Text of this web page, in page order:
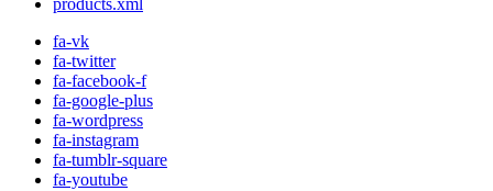
products.xml
fa-vk
fa-twitter
fa-facebook-f
fa-google-plus
fa-wordpress
fa-instagram
fa-tumblr-square
fa-youtube